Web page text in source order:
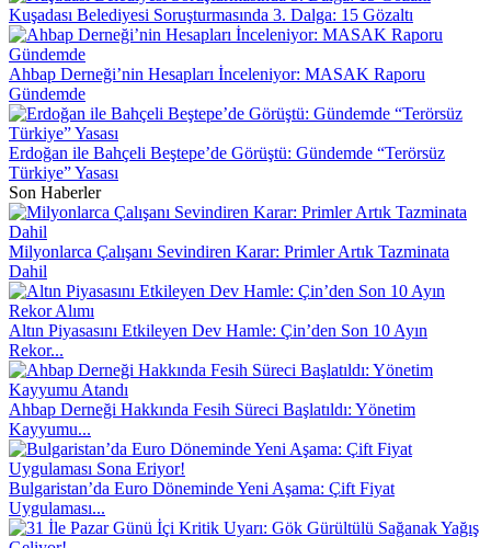
Kuşadası Belediyesi Soruşturmasında 3. Dalga: 15 Gözaltı
Ahbap Derneği’nin Hesapları İnceleniyor: MASAK Raporu
Gündemde
Erdoğan ile Bahçeli Beştepe’de Görüştü: Gündemde “Terörsüz
Türkiye” Yasası
Son Haberler
Milyonlarca Çalışanı Sevindiren Karar: Primler Artık Tazminata
Dahil
Altın Piyasasını Etkileyen Dev Hamle: Çin’den Son 10 Ayın
Rekor...
Ahbap Derneği Hakkında Fesih Süreci Başlatıldı: Yönetim
Kayyumu...
Bulgaristan’da Euro Döneminde Yeni Aşama: Çift Fiyat
Uygulaması...